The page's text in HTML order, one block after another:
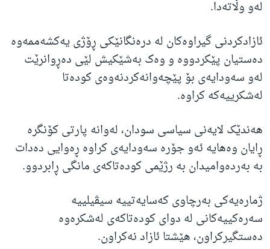
لەو وڵاتەدا.
ئازادکردنی گیراوەکان لە درەنگانێکی ڕۆژی یەکشەممەوە
دەستیان پێکردووە و وەک بەشێکیش لێی دەڕوانرێت
لەو سەودایەی بۆ پێچەوانەکردنەوەی کودەتا
لەشکرییەکە کراوە.
هەندێک لایەنی سیاسی سودان، لەوانە پارتی کۆنگرە
ڕایان وەهایە ئەو جۆرە سەودایەی کراوە ڕەوایی دەدات
بە بەردەوامیدان بە رژێمی کودەتاکەی مانگی ڕابردوو.
ژمارەیەکی بەرچاوی کەسایەتییە سیڤیلییە
سەرەکییەکانی لە دوای کودەتاکەی لەشکرەوە
دەستگیرکراون، هێشتا ئازاد نەکراون.